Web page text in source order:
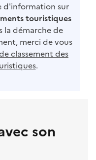
d'information sur
touristiques
la démarche de
merci de vous
classement des
.
son